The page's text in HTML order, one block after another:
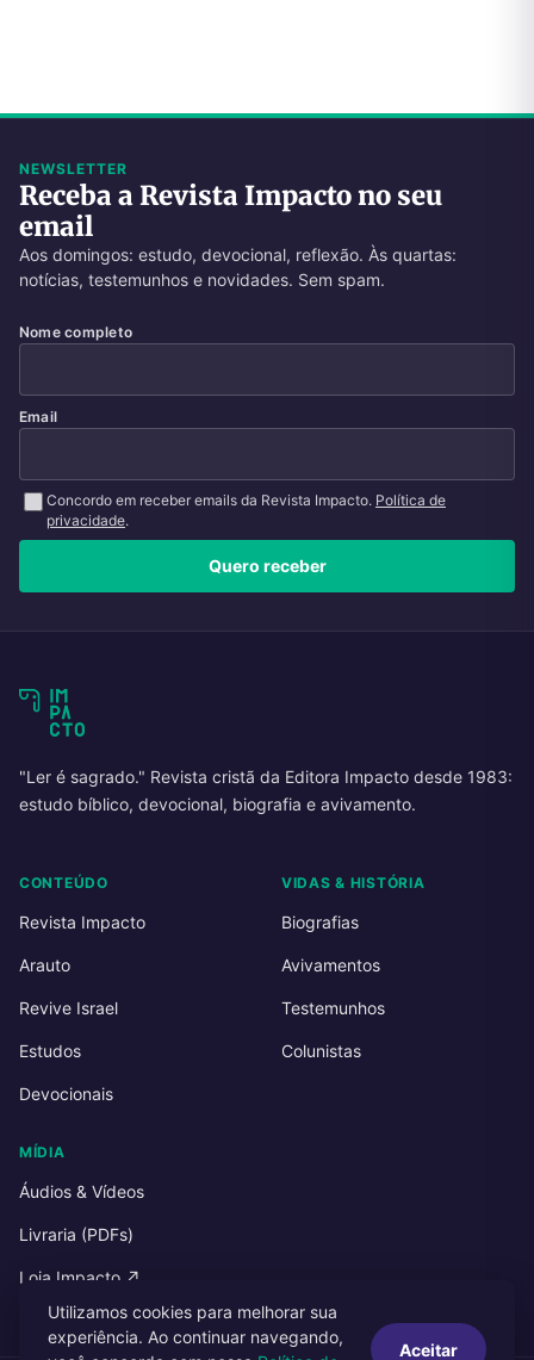
NEWSLETTER
Receba a Revista Impacto no seu
email
Aos domingos: estudo, devocional, reflexão. Às quartas:
notícias, testemunhos e novidades. Sem spam.
Nome completo
Email
Concordo em receber emails da Revista Impacto. Política de
privacidade.
Quero receber
"Ler é sagrado." Revista cristã da Editora Impacto desde 1983:
estudo bíblico, devocional, biografia e avivamento.
CONTEÚDO
Revista Impacto
Arauto
Revive Israel
Estudos
Devocionais
VIDAS & HISTÓRIA
Biografias
Avivamentos
Testemunhos
Colunistas
MÍDIA
Áudios & Vídeos
Livraria (PDFs)
Loja Impacto ↗
Utilizamos cookies para melhorar sua
experiência. Ao continuar navegando,
Aceitar